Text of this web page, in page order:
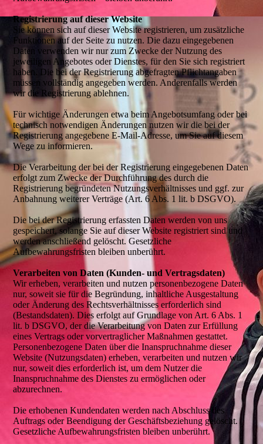
Registrierung auf dieser Website
Sie können sich auf dieser Website registrieren, um zusätzliche
Funktionen auf der Seite zu nutzen. Die dazu eingegebenen
Daten verwenden wir nur zum Zwecke der Nutzung des
jeweiligen Angebotes oder Dienstes, für den Sie sich registriert
haben. Die bei der Registrierung abgefragten Pflichtangaben
müssen vollständig angegeben werden. Anderenfalls werden
wir die Registrierung ablehnen.
Für wichtige Änderungen etwa beim Angebotsumfang oder bei
technisch notwendigen Änderungen nutzen wir die bei der
Registrierung angegebene E-Mail-Adresse, um Sie auf diesem
Wege zu informieren.
Die Verarbeitung der bei der Registrierung eingegebenen Daten
erfolgt zum Zwecke der Durchführung des durch die
Registrierung begründeten Nutzungsverhältnisses und ggf. zur
Anbahnung weiterer Verträge (Art. 6 Abs. 1 lit. b DSGVO).
Die bei der Registrierung erfassten Daten werden von uns
gespeichert, solange Sie auf dieser Website registriert sind und
werden anschließend gelöscht. Gesetzliche
Aufbewahrungsfristen bleiben unberührt.
Verarbeiten von Daten (Kunden- und Vertragsdaten)
Wir erheben, verarbeiten und nutzen personenbezogene Daten
nur, soweit sie für die Begründung, inhaltliche Ausgestaltung
oder Änderung des Rechtsverhältnisses erforderlich sind
(Bestandsdaten). Dies erfolgt auf Grundlage von Art. 6 Abs. 1
lit. b DSGVO, der die Verarbeitung von Daten zur Erfüllung
eines Vertrags oder vorvertraglicher Maßnahmen gestattet.
Personenbezogene Daten über die Inanspruchnahme dieser
Website (Nutzungsdaten) erheben, verarbeiten und nutzen wir
nur, soweit dies erforderlich ist, um dem Nutzer die
Inanspruchnahme des Dienstes zu ermöglichen oder
abzurechnen.
Die erhobenen Kundendaten werden nach Abschluss des
Auftrags oder Beendigung der Geschäftsbeziehung gelöscht.
Gesetzliche Aufbewahrungsfristen bleiben unberührt.